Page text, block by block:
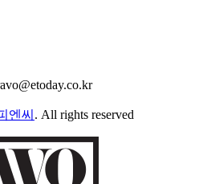
엔씨 . All rights reserved